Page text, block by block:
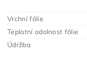
Vrchní fólie
Teplotní odolnost fólie
Údržba